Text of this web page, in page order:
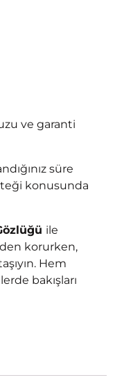
ve garanti
süre
konusunda
ile
korurken,
Hem
bakışları